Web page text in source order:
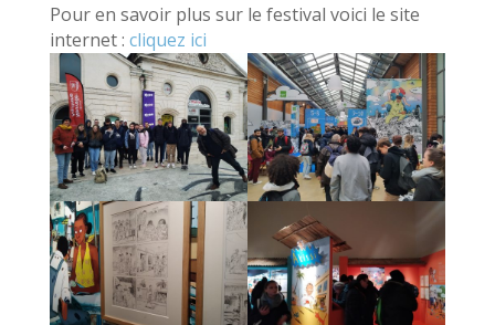
Pour en savoir plus sur le festival voici le site
internet : cliquez ici